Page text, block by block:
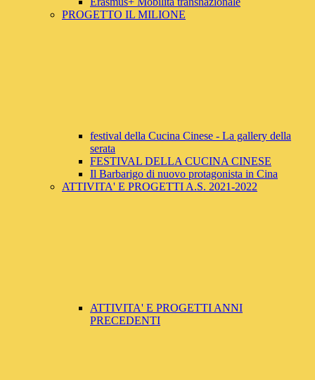
PROGETTO IL MILIONE
festival della Cucina Cinese - La gallery della
serata
FESTIVAL DELLA CUCINA CINESE
Il Barbarigo di nuovo protagonista in Cina
ATTIVITA' E PROGETTI A.S. 2021-2022
ATTIVITA' E PROGETTI ANNI
PRECEDENTI